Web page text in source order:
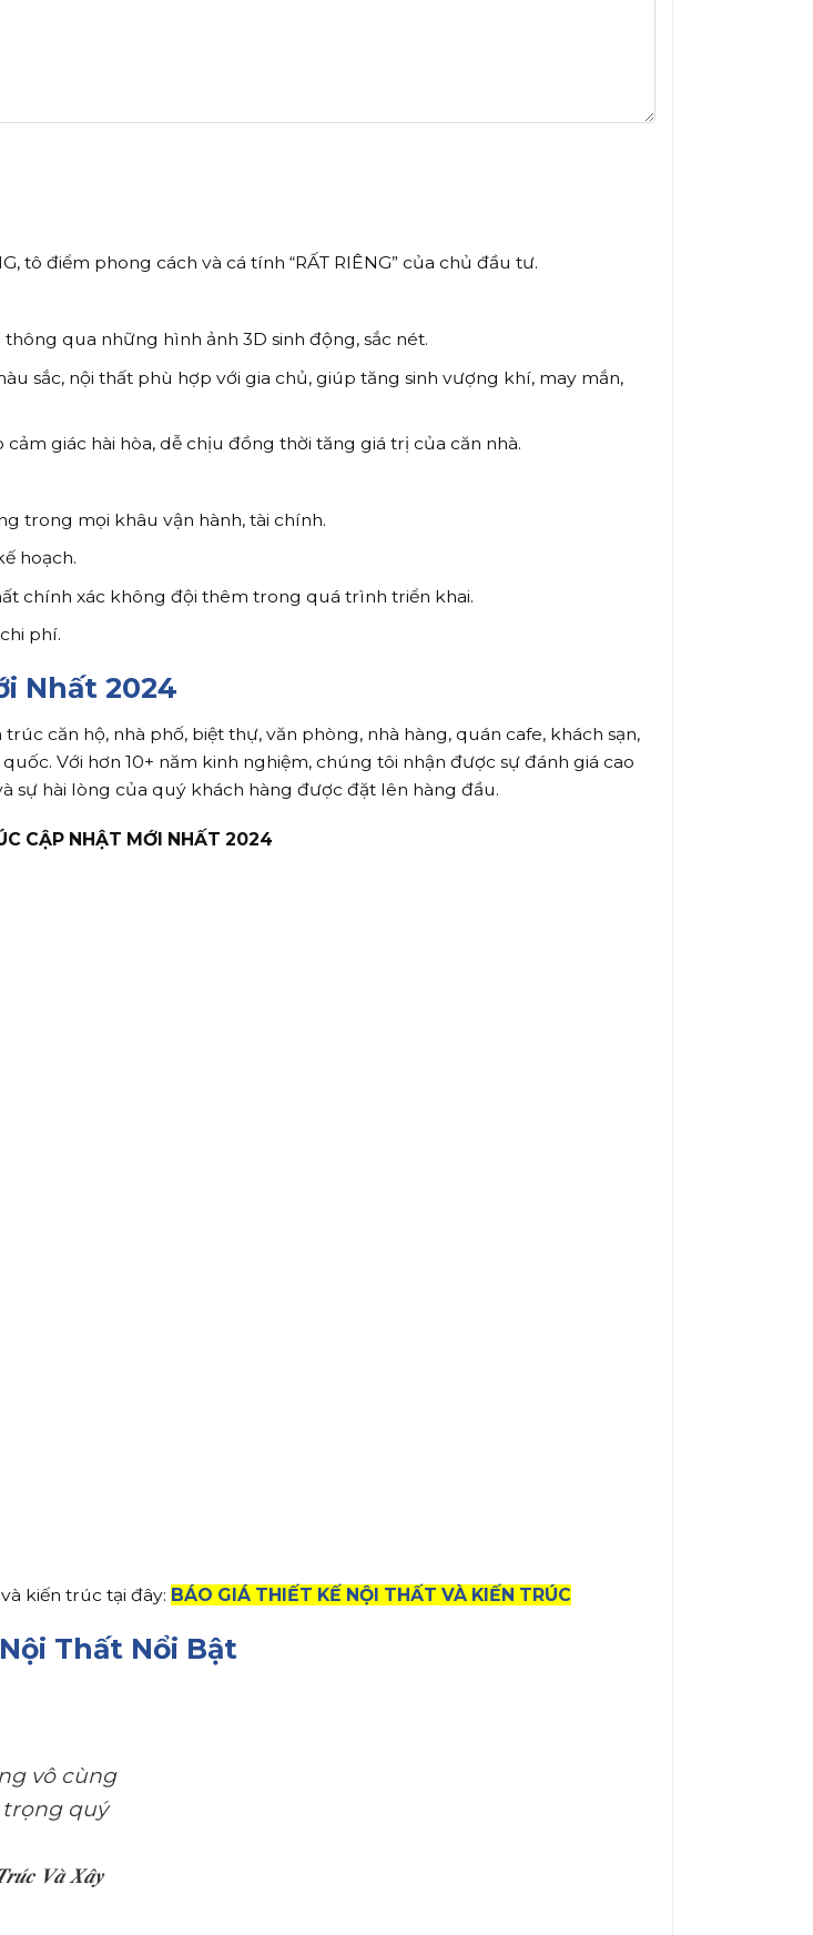
tô điểm phong cách và cá tính “RẤT RIÊNG” của chủ đầu tư.
qua những hình ảnh 3D sinh động, sắc nét.
sắc, nội thất phù hợp với gia chủ, giúp tăng sinh vượng khí, may mắn,
giác hài hòa, dễ chịu đồng thời tăng giá trị của căn nhà.
trong mọi khâu vận hành, tài chính.
hoạch.
chính xác không đội thêm trong quá trình triển khai.
phí.
Nhất 2024
căn hộ, nhà phố, biệt thự, văn phòng, nhà hàng, quán cafe, khách sạn,
Với hơn 10+ năm kinh nghiệm, chúng tôi nhận được sự đánh giá cao
sự hài lòng của quý khách hàng được đặt lên hàng đầu.
CẬP NHẬT MỚI NHẤT 2024
kiến trúc tại đây: BÁO GIÁ THIẾT KẾ NỘI THẤT VÀ KIẾN TRÚC
Thất Nổi Bật
vô cùng
trọng quý
𝑽𝒂̀ 𝑿𝒂̂𝒚